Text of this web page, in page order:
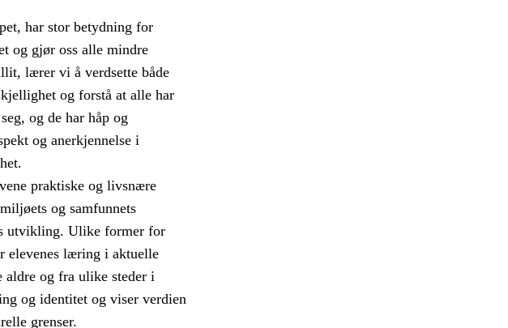
har stor betydning for
og gjør oss alle mindre
lærer vi å verdsette både
og forstå at alle har
og de har håp og
og anerkjennelse i
praktiske og livsnære
og samfunnets
utvikling. Ulike former for
elevenes læring i aktuelle
aldre og fra ulike steder i
og identitet og viser verdien
grenser.